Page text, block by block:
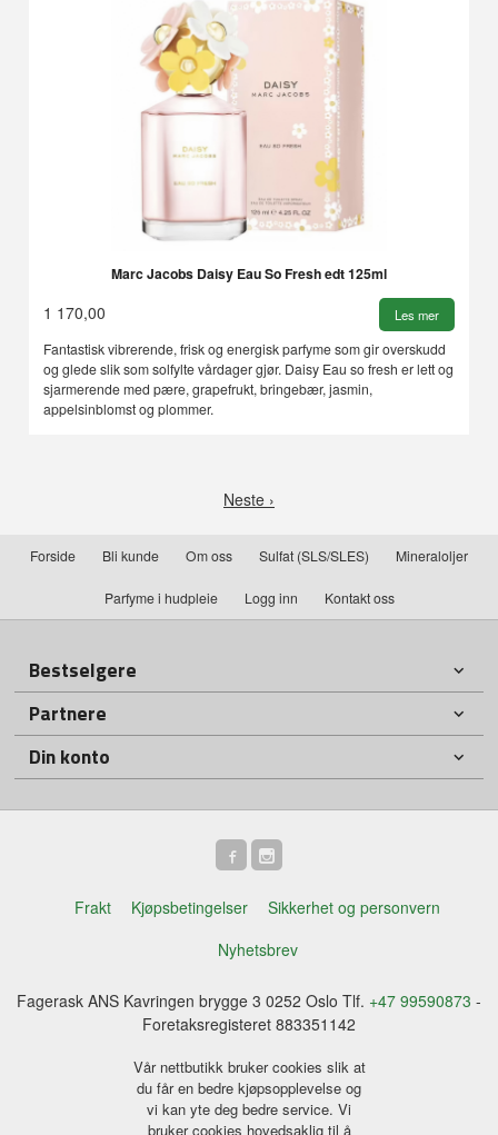
Marc Jacobs Daisy Eau So Fresh edt 125ml
1 170,00 Les mer
Fantastisk vibrerende, frisk og energisk parfyme som gir overskudd
og glede slik som solfylte vårdager gjør. Daisy Eau so fresh er lett og
sjarmerende med pære, grapefrukt, bringebær, jasmin,
appelsinblomst og plommer.
Neste ›
Forside Bli kunde Om oss Sulfat (SLS/SLES) Mineraloljer
Parfyme i hudpleie Logg inn Kontakt oss
Bestselgere
Partnere
Din konto
Frakt Kjøpsbetingelser
Sikkerhet og personvern
Nyhetsbrev
Fagerask ANS Kavringen brygge 3 0252 Oslo Tlf. +47 99590873 -
Foretaksregisteret 883351142
Vår nettbutikk bruker cookies slik at
du får en bedre kjøpsopplevelse og
vi kan yte deg bedre service. Vi
bruker cookies hovedsaklig til å